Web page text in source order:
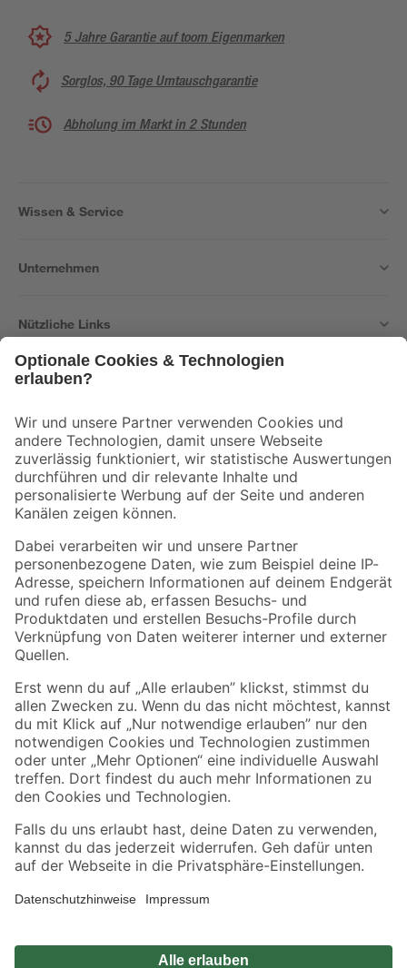
5 Jahre Garantie auf toom Eigenmarken
Sorglos, 90 Tage Umtauschgarantie
Abholung im Markt in 2 Stunden
Wissen & Service
Unternehmen
Nützliche Links
Der toom Newsletter: Keine Angebote und Aktionen mehr verpassen!
Zur Newsletter Anmeldung
Folge uns
Zahlungsarten Versandarten
Sicher einkaufen
Jetzt die toom-App herunterladen
Alle Preisangaben in EUR inkl. gesetzl. MwSt.. Die dargestellten Angebote sind unter
Umständen nicht in allen Märkten verfügbar. Die angegebenen Verfügbarkeiten beziehen
Produkte nur solange der Vorrat reicht.
*Paketversand ab 59 € versandkostenfrei, gilt nicht für Artikel mit Speditionsversand, hier
Privatsphäre Impressum